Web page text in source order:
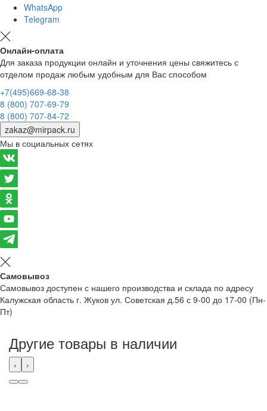
WhatsApp
Telegram
Онлайн-оплата
Для заказа продукции онлайн и уточнения цены свяжитесь с
отделом продаж любым удобным для Вас способом
+7(495)669-68-38
8 (800) 707-69-79
8 (800) 707-84-72
zakaz@mirpack.ru
Мы в социальных сетях
Самовывоз
Самовывоз доступен с нашего производства и склада по адресу
Калужская область г. Жуков ул. Советская д.56 с 9-00 до 17-00 (Пн-
Пт)
Другие товары в наличии
‹ ›